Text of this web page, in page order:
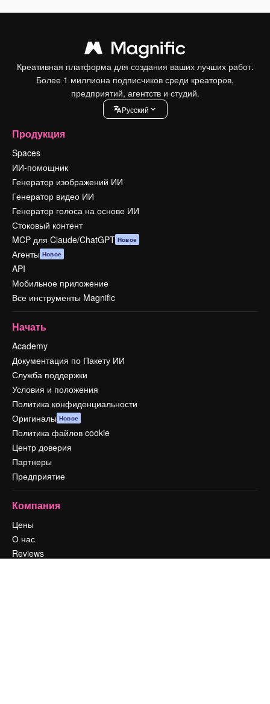
Креативная платформа для создания ваших лучших работ.
Более 1 миллиона подписчиков среди креаторов,
предприятий, агентств и студий.
Pусский
Продукция
Spaces
ИИ-помощник
Генератор изображений ИИ
Генератор видео ИИ
Генератор голоса на основе ИИ
Стоковый контент
MCP для Claude/ChatGPT Новое
Агенты Новое
API
Мобильное приложение
Все инструменты Magnific
Начать
Academy
Документация по Пакету ИИ
Служба поддержки
Условия и положения
Политика конфиденциальности
Оригиналы Новое
Политика файлов cookie
Центр доверия
Партнеры
Предприятие
Компания
Цены
О нас
Reviews